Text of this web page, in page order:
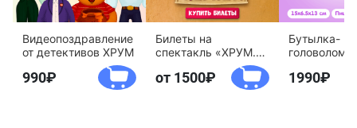
Видеопоздравление
от детективов ХРУМ
990
Билеты на
спектакль «ХРУМ.
Осторожно, Чудо-
Юдо!»
от 1500
Бутылка-
агентство
1990